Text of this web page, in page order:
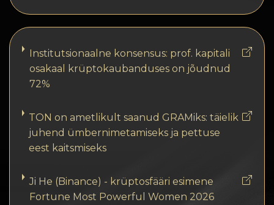
Saidi kaart
Institutsionaalne konsensus: prof. kapitali
osakaal krüptokaubanduses on jõudnud
72%
TON on ametlikult saanud GRAMiks: täielik
juhend ümbernimetamiseks ja pettuse
eest kaitsmiseks
Ji He (Binance) - krüptosfääri esimene
Fortune Most Powerful Women 2026